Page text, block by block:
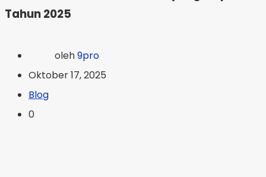
Tahun 2025
oleh9pro
Oktober 17, 2025
Blog
0